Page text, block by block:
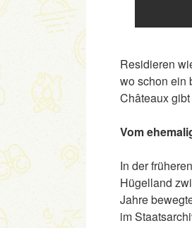
Residieren
wo schon ein
Châteaux
Vom
In der
Hügelland
Jahre
im